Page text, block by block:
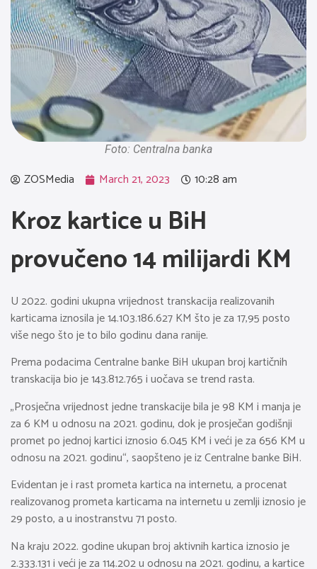
Foto: Centralna banka
ZOSMedia March 21, 2023 10:28 am
Kroz kartice u BiH
provučeno 14 milijardi KM
U 2022. godini ukupna vrijednost transkacija realizovanih
karticama iznosila je 14.103.186.627 KM što je za 17,95 posto
više nego što je to bilo godinu dana ranije.
Prema podacima Centralne banke BiH ukupan broj kartičnih
transkacija bio je 143.812.765 i uočava se trend rasta.
„Prosječna vrijednost jedne transkacije bila je 98 KM i manja je
za 6 KM u odnosu na 2021. godinu, dok je prosječan godišnji
promet po jednoj kartici iznosio 6.045 KM i veći je za 656 KM u
odnosu na 2021. godinu“, saopšteno je iz Centralne banke BiH.
Evidentan je i rast prometa kartica na internetu, a procenat
realizovanog prometa karticama na internetu u zemlji iznosio je
29 posto, a u inostranstvu 71 posto.
Na kraju 2022. godine ukupan broj aktivnih kartica iznosio je
2.333.131 i veći je za 114.202 u odnosu na 2021. godinu, a kartice